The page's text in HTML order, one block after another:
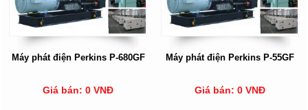
Máy phát điện Perkins P-680GF
Giá bán: 0 VNĐ
Máy phát điện Perkins P-55GF
Giá bán: 0 VNĐ